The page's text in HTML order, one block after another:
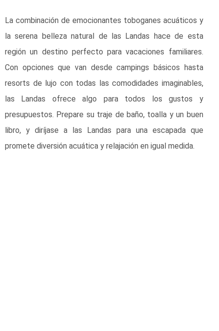
La combinación de emocionantes toboganes acuáticos y
la serena belleza natural de las Landas hace de esta
región un destino perfecto para vacaciones familiares.
Con opciones que van desde campings básicos hasta
resorts de lujo con todas las comodidades imaginables,
las Landas ofrece algo para todos los gustos y
presupuestos. Prepare su traje de baño, toalla y un buen
libro, y diríjase a las Landas para una escapada que
promete diversión acuática y relajación en igual medida.